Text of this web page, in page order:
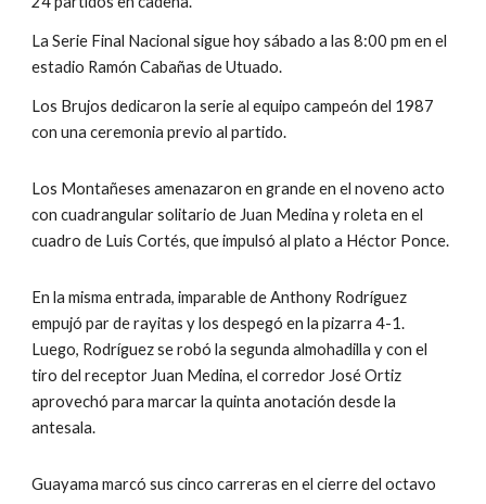
La Serie Final Nacional sigue hoy sábado a las 8:00 pm en el
estadio Ramón Cabañas de Utuado.
Los Brujos dedicaron la serie al equipo campeón del 1987
con una ceremonia previo al partido.
Los Montañeses amenazaron en grande en el noveno acto
con cuadrangular solitario de Juan Medina y roleta en el
cuadro de Luis Cortés, que impulsó al plato a Héctor Ponce.
En la misma entrada, imparable de Anthony Rodríguez
empujó par de rayitas y los despegó en la pizarra 4-1.
Luego, Rodríguez se robó la segunda almohadilla y con el
tiro del receptor Juan Medina, el corredor José Ortiz
aprovechó para marcar la quinta anotación desde la
antesala.
Guayama marcó sus cinco carreras en el cierre del octavo